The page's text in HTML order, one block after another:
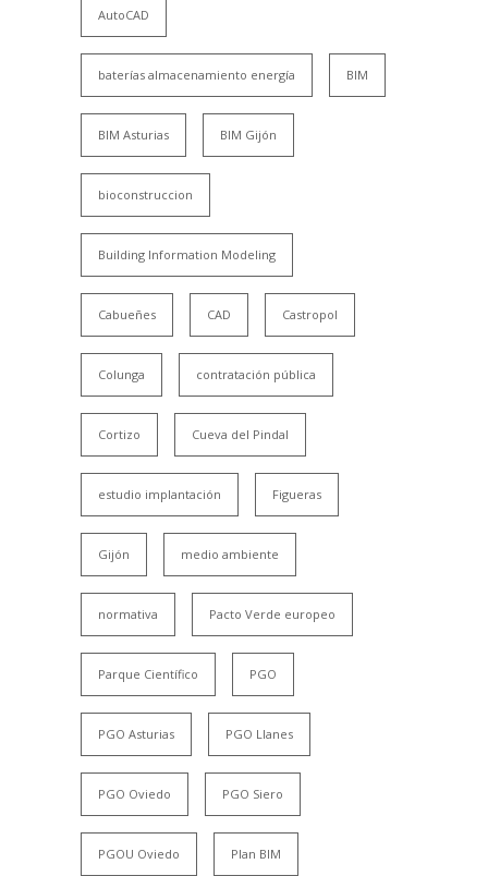
AutoCAD
baterías almacenamiento energía BIM
BIM Asturias BIM Gijón
bioconstruccion
Building Information Modeling
Cabueñes CAD Castropol
Colunga contratación pública
Cortizo Cueva del Pindal
estudio implantación Figueras
Gijón medio ambiente
normativa Pacto Verde europeo
Parque Científico PGO
PGO Asturias PGO Llanes
PGO Oviedo PGO Siero
PGOU Oviedo Plan BIM